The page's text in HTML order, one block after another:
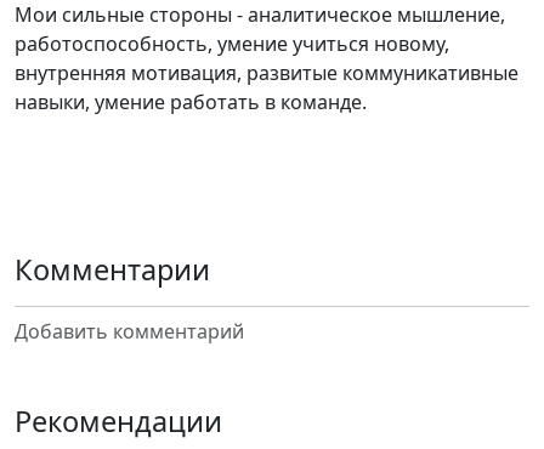
Мои сильные стороны - аналитическое мышление,
работоспособность, умение учиться новому,
внутренняя мотивация, развитые коммуникативные
навыки, умение работать в команде.
Комментарии
Добавить комментарий
Рекомендации